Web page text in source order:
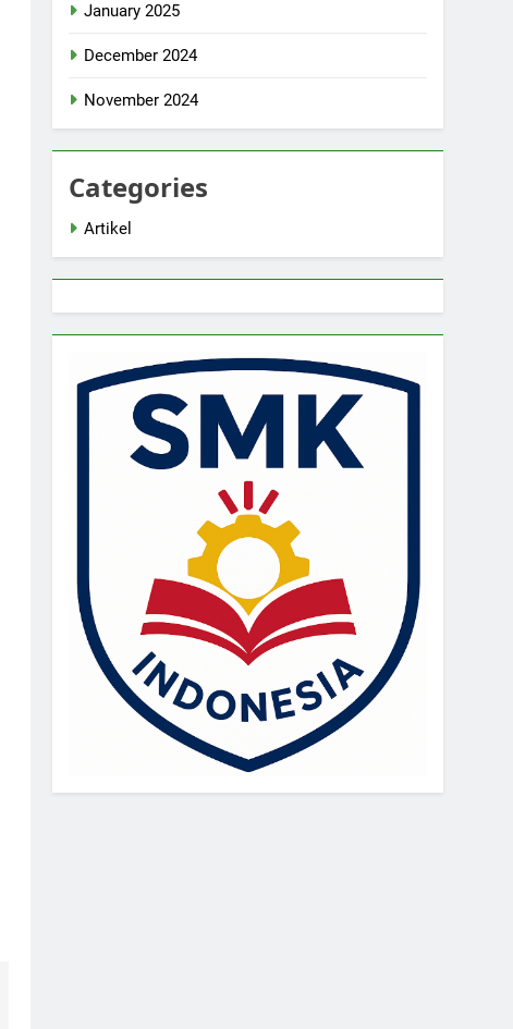
January 2025
December 2024
November 2024
Categories
Artikel